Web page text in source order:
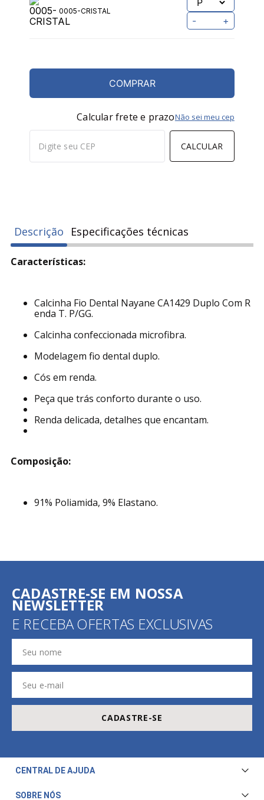
0005-CRISTAL
- +
COMPRAR
Calcular frete e prazo
CALCULAR
Não sei meu cep
Descrição Especificações técnicas
Características:
Calcinha Fio Dental Nayane CA1429 Duplo Com R
enda T. P/GG.
Calcinha confeccionada microfibra.
Modelagem fio dental duplo.
Cós em renda.
Peça que trás conforto durante o uso.
Renda delicada, detalhes que encantam.
Composição:
91% Poliamida, 9% Elastano.
CADASTRE-SE EM NOSSA
NEWSLETTER
E RECEBA OFERTAS EXCLUSIVAS
CADASTRE-SE
CENTRAL DE AJUDA
Central de Atendimento
SOBRE NÓS